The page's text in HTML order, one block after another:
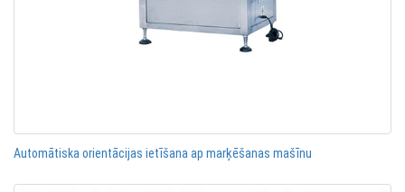
Automātiska orientācijas ietīšana ap marķēšanas mašīnu